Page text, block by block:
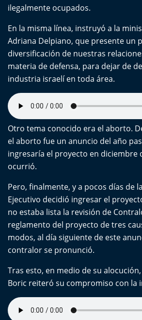
ilegalmente ocupados.
En la misma línea, instruyó a la
Adriana Delpiano, que presente un
diversificación de nuestras
materia de defensa, para dejar de
industria israelí en toda área.
Otro tema conocido era el aborto.
el aborto fue un anuncio del año
ingresaría el proyecto en diciembre
ocurrió.
Pero, finalmente, y a pocos días de
Ejecutivo decidió ingresar el
no estaba lista la revisión de
reglamento del proyecto de tres
modos, al día siguiente de este
contralor se pronunció.
Tras esto, en medio de su
Boric reiteró su compromiso con la